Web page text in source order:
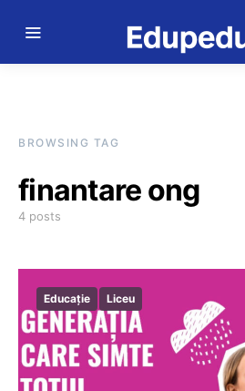
BROWSING TAG
finantare ong
4 posts
Educație Liceu